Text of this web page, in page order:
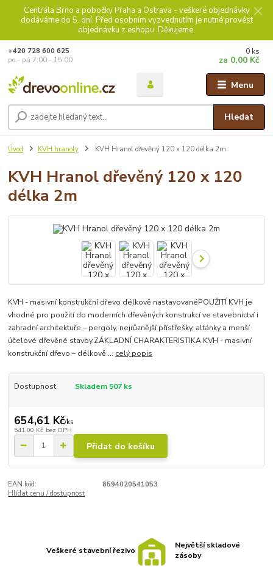
Centrála Brno a pobočky Praha a Ostrava - veškeré objednávky
dodáváme do 5. dní. Před osobním vyzvednutím je nutné provést
objednávku z eshopu. Děkujeme.
Menu
Hledat
+420 728 600 625
po - pá 7:00 - 15:00
0 ks
za 0,00 Kč
Úvod KVH hranoly KVH Hranol dřevěný 120 x 120 délka 2m
KVH Hranol dřevěný 120 x 120
délka 2m
KVH - masivní konstrukční dřevo délkově nastavovanéPOUŽITÍ KVH je
vhodné pro použití do moderních dřevěných konstrukcí ve stavebnictví i
zahradní architektuře – pergoly, nejrůznější přístřešky, altánky a menší
účelové dřevěné stavby.ZÁKLADNÍ CHARAKTERISTIKA KVH - masivní
konstrukční dřevo – délkově ... celý popis
Dostupnost Skladem 507 ks
654,61 Kč/ks
541,00 Kč bez DPH
Přidat do košíku
EAN kód:
8594020541053
Hlídat cenu / dostupnost
Veškeré stavební řezivo
Největší skladové
zásoby